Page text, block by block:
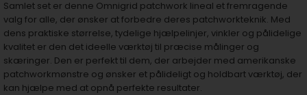
Samlet set er denne Omnigrid patchwork lineal et fremragende
valg for alle, der ønsker at forbedre deres patchworkteknik. Med
dens praktiske størrelse, tydelige hjælpelinjer, vinkler og pålidelige
kvalitet er den det ideelle værktøj til præcise målinger og
skæringer. Den er perfekt til dem, der arbejder med amerikanske
patchworkmønstre og ønsker et pålideligt og holdbart værktøj, der
kan hjælpe med at opnå perfekte resultater.